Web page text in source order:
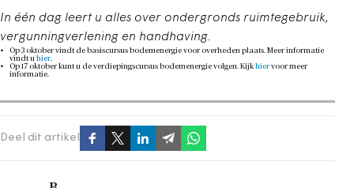
In één dag leert u alles over ondergronds ruimtegebruik,
vergunningverlening en handhaving.
Op 3 oktober vindt de basiscursus bodemenergie voor overheden plaats. Meer informatie
vindt u hier
Op 17 oktober kunt u de verdiepingscursus bodemenergie volgen. Kijk hier voor meer
informatie.
Deel dit artikel